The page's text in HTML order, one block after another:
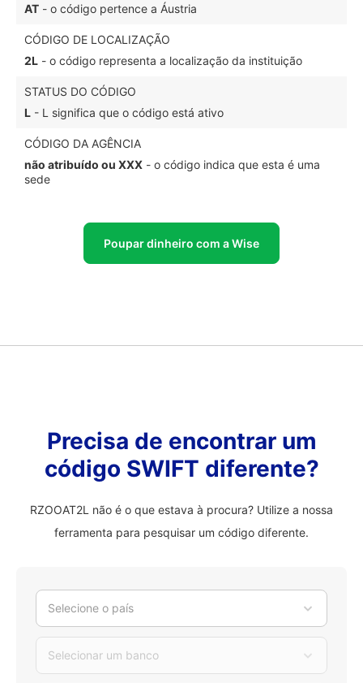
AT - o código pertence a Áustria
CÓDIGO DE LOCALIZAÇÃO
2L - o código representa a localização da instituição
STATUS DO CÓDIGO
L - L significa que o código está ativo
CÓDIGO DA AGÊNCIA
não atribuído ou XXX - o código indica que esta é uma
sede
Poupar dinheiro com a Wise
Precisa de encontrar um
código SWIFT diferente?
RZOOAT2L não é o que estava à procura? Utilize a nossa
ferramenta para pesquisar um código diferente.
Selecione o país
Selecionar um banco